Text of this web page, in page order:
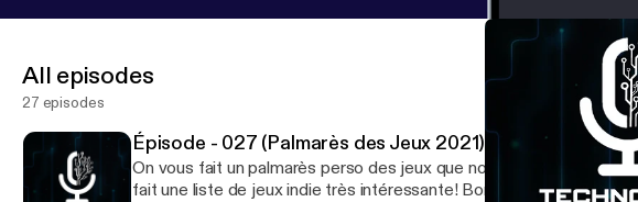
All episodes
27 episodes
Épisode - 027 (Palmarès des Jeux 2021)
On vous fait un palmarès perso des jeux que nous avons joué en
fait une liste de jeux indie très intéressante! Bonne écoute!